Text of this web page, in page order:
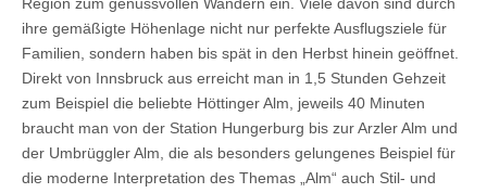
Region zum genussvollen Wandern ein. Viele davon sind durch
ihre gemäßigte Höhenlage nicht nur perfekte Ausflugsziele für
Familien, sondern haben bis spät in den Herbst hinein geöffnet.
Direkt von Innsbruck aus erreicht man in 1,5 Stunden Gehzeit
zum Beispiel die beliebte Höttinger Alm, jeweils 40 Minuten
braucht man von der Station Hungerburg bis zur Arzler Alm und
der Umbrüggler Alm, die als besonders gelungenes Beispiel für
die moderne Interpretation des Themas „Alm“ auch Stil- und